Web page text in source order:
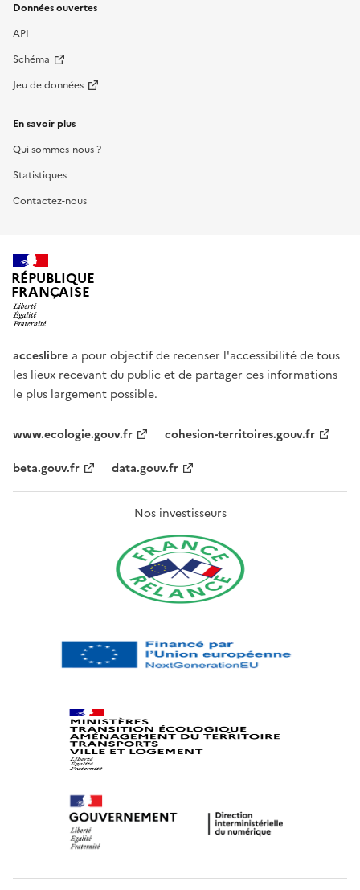
Données ouvertes
API
Schéma
Jeu de données
En savoir plus
Qui sommes-nous ?
Statistiques
Contactez-nous
RÉPUBLIQUE
FRANÇAISE
acceslibre a pour objectif de recenser l'accessibilité de tous
les lieux recevant du public et de partager ces informations
le plus largement possible.
www.ecologie.gouv.fr
cohesion-territoires.gouv.fr
beta.gouv.fr
data.gouv.fr
Nos investisseurs